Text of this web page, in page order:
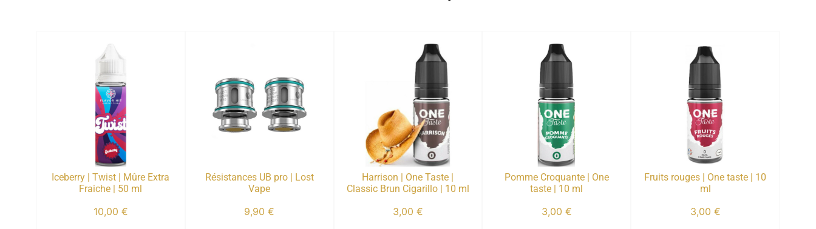
Iceberry | Twist | Mûre Extra
Fraiche | 50 ml
10,00 €
Résistances UB pro | Lost
Vape
9,90€
Harrison | One Taste |
Classic Brun Cigarillo | 10 ml
3,00 €
Pomme Croquante | One
taste | 10 ml
3,00 €
Fruits rouges | One taste | 10
ml
3,00 €